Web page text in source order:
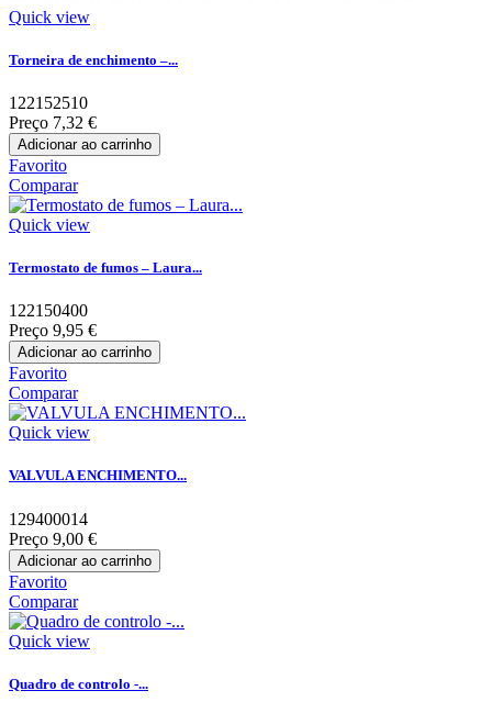
Quick view
Torneira de enchimento –...
122152510
Preço 7,32 €
Adicionar ao carrinho
Favorito
Comparar
Quick view
Termostato de fumos – Laura...
122150400
Preço 9,95 €
Adicionar ao carrinho
Favorito
Comparar
Quick view
VALVULA ENCHIMENTO...
129400014
Preço 9,00 €
Adicionar ao carrinho
Favorito
Comparar
Quick view
Quadro de controlo -...